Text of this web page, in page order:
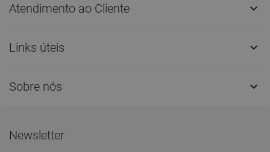
Atendimento ao Cliente 
Links úteis 
Sobre nós 
Newsletter